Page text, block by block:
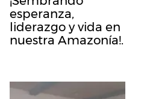
esperanza,
liderazgo y vida en
nuestra Amazonía!.